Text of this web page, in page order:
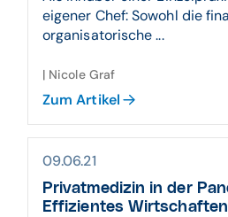
eigener Chef: Sowohl die
organisatorische ...
| Nicole Graf
Zum Artikel
09.06.21
Privatmedizin in der
Effizientes